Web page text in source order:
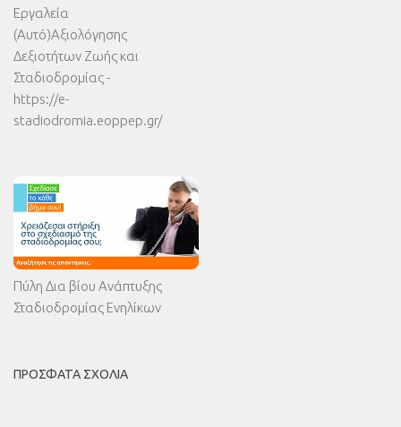
Εργαλεία
(Αυτό)Αξιολόγησης
Δεξιοτήτων Ζωής και
Σταδιοδρομίας -
https://e-
stadiodromia.eoppep.gr/
Πύλη Δια βίου Ανάπτυξης
Σταδιοδρομίας Ενηλίκων
ΠΡΌΣΦΑΤΑ ΣΧΌΛΙΑ